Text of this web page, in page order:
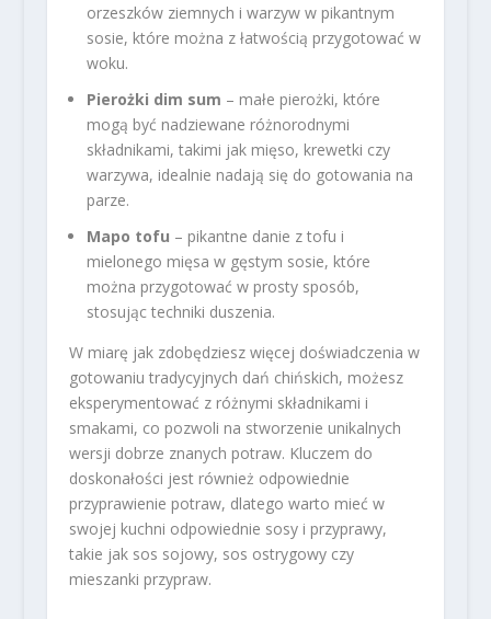
orzeszków ziemnych i warzyw w pikantnym
sosie, które można z łatwością przygotować w
woku.
Pierożki dim sum – małe pierożki, które
mogą być nadziewane różnorodnymi
składnikami, takimi jak mięso, krewetki czy
warzywa, idealnie nadają się do gotowania na
parze.
Mapo tofu – pikantne danie z tofu i
mielonego mięsa w gęstym sosie, które
można przygotować w prosty sposób,
stosując techniki duszenia.
W miarę jak zdobędziesz więcej doświadczenia w
gotowaniu tradycyjnych dań chińskich, możesz
eksperymentować z różnymi składnikami i
smakami, co pozwoli na stworzenie unikalnych
wersji dobrze znanych potraw. Kluczem do
doskonałości jest również odpowiednie
przyprawienie potraw, dlatego warto mieć w
swojej kuchni odpowiednie sosy i przyprawy,
takie jak sos sojowy, sos ostrygowy czy
mieszanki przypraw.